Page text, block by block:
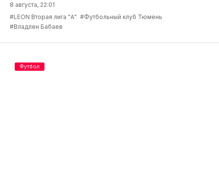
8 августа, 22:01
#LEON Вторая лига "А" #Футбольный клуб Тюмень
#Владлен Бабаев
Футбол